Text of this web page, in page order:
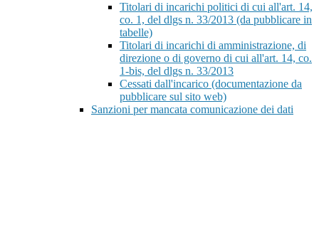
Titolari di incarichi politici di cui all'art. 14,
co. 1, del dlgs n. 33/2013 (da pubblicare in
tabelle)
Titolari di incarichi di amministrazione, di
direzione o di governo di cui all'art. 14, co.
1-bis, del dlgs n. 33/2013
Cessati dall'incarico (documentazione da
pubblicare sul sito web)
Sanzioni per mancata comunicazione dei dati